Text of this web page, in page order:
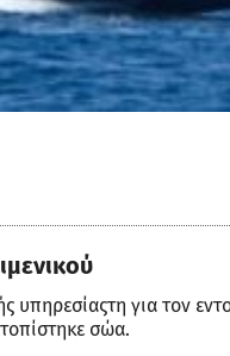
για τον
σώα.